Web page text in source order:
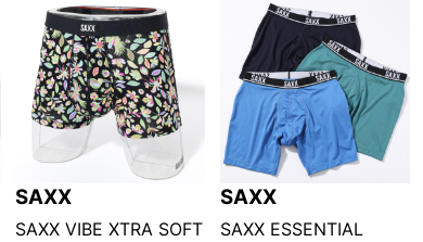
SAXX
SAXX VIBE XTRA SOFT
SAXX
SAXX ESSENTIAL